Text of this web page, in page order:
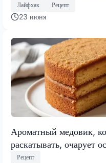
Лайфхак Рецепт
23 июня
Ароматный медовик,
раскатывать, очарует
быстрый торт 2025 года
Рецепт